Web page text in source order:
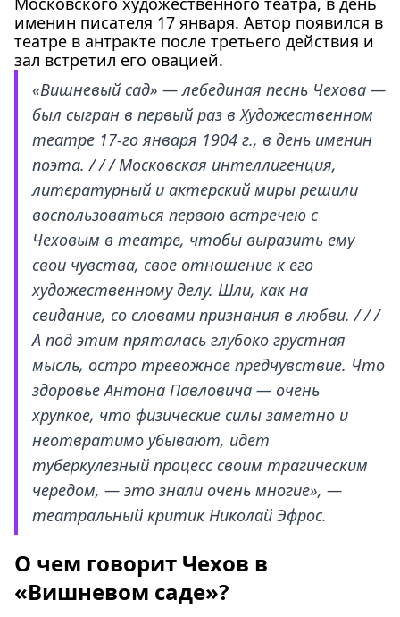
именин писателя 17 января. Автор появился в
театре в антракте после третьего действия и
зал встретил его овацией.
«Вишневый сад» — лебединая песнь Чехова —
был сыгран в первый раз в Художественном
театре 17-го января 1904 г., в день именин
поэта. / / / Московская интеллигенция,
литературный и актерский миры решили
воспользоваться первою встречею с
Чеховым в театре, чтобы выразить ему
свои чувства, свое отношение к его
художественному делу. Шли, как на
свидание, со словами признания в любви. / / /
А под этим пряталась глубоко грустная
мысль, остро тревожное предчувствие. Что
здоровье Антона Павловича — очень
хрупкое, что физические силы заметно и
неотвратимо убывают, идет
туберкулезный процесс своим трагическим
чередом, — это знали очень многие», —
театральный критик Николай Эфрос.
О чем говорит Чехов в
«Вишневом саде»?